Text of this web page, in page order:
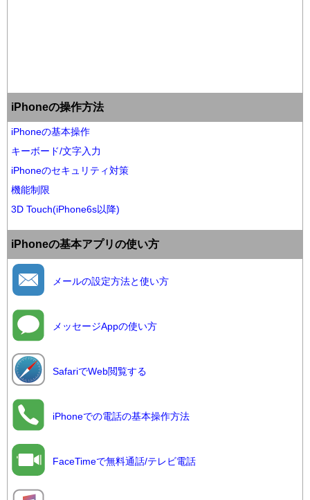
iPhoneの操作方法
iPhoneの基本操作
キーボード/文字入力
iPhoneのセキュリティ対策
機能制限
3D Touch(iPhone6s以降)
iPhoneの基本アプリの使い方
メールの設定方法と使い方
メッセージAppの使い方
SafariでWeb閲覧する
iPhoneでの電話の基本操作方法
FaceTimeで無料通話/テレビ電話